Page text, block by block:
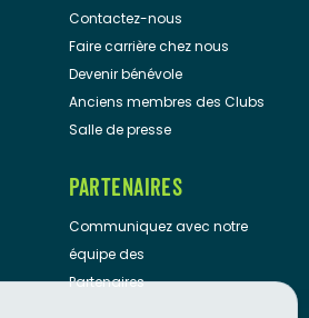
Contactez-nous
Faire carrière chez nous
Devenir bénévole
Anciens membres des Clubs
Salle de presse
PARTENAIRES
Communiquez avec notre
équipe des
Partenaires